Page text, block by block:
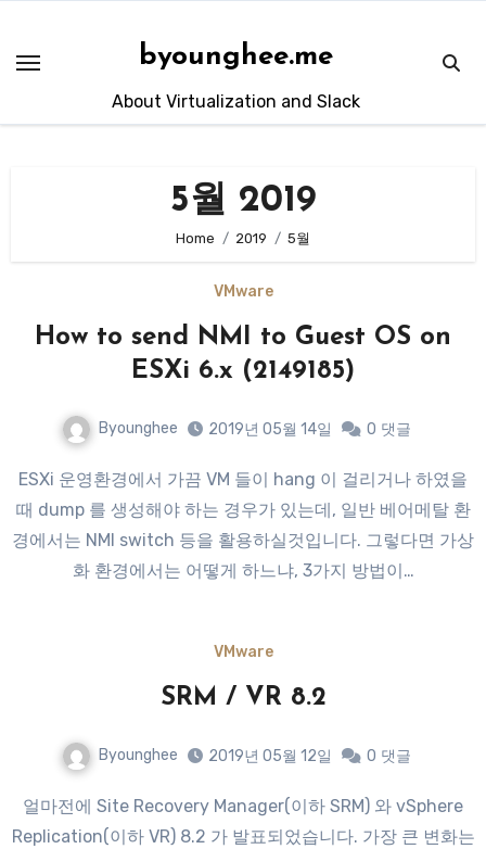
content
byounghee.me
About Virtualization and Slack
5월 2019
Home 2019 5월
VMware
How to send NMI to Guest OS on
ESXi 6.x (2149185)
Byounghee 2019년 05월 14일 0 댓글
ESXi 운영환경에서 가끔 VM 들이 hang 이 걸리거나 하였을
때 dump 를 생성해야 하는 경우가 있는데, 일반 베어메탈 환
경에서는 NMI switch 등을 활용하실것입니다. 그렇다면 가상
화 환경에서는 어떻게 하느냐, 3가지 방법이…
VMware
SRM / VR 8.2
Byounghee 2019년 05월 12일 0 댓글
얼마전에 Site Recovery Manager(이하 SRM) 와 vSphere
Replication(이하 VR) 8.2 가 발표되었습니다. 가장 큰 변화는